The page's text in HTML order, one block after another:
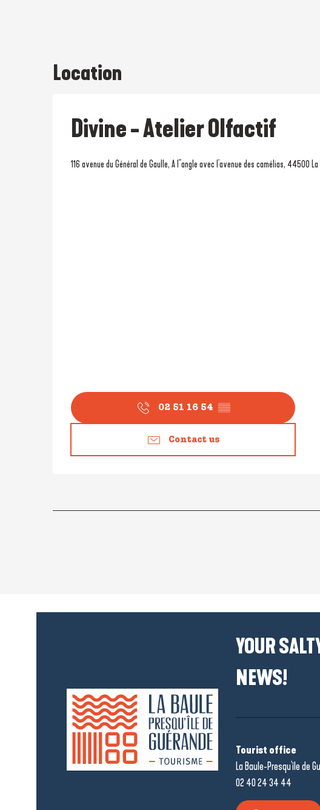
Location
Divine - Atelier Olfactif
116 avenue du Général de Gaulle, A l''angle avec l'avenue des camélias, 44500
02 51 16 54 ▒▒
Contact us
YOUR
NEWS!
Tourist office
La Baule-Presqu'île de
02 40 24 34 44